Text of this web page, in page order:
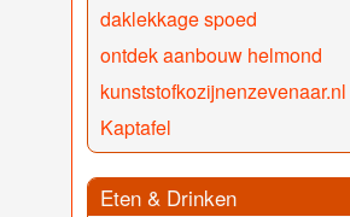
daklekkage spoed
ontdek aanbouw helmond
kunststofkozijnenzevenaar.nl
Kaptafel
Eten & Drinken